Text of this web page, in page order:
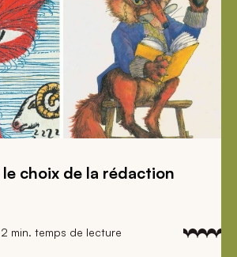
choix de la rédaction
2 min. temps de lecture